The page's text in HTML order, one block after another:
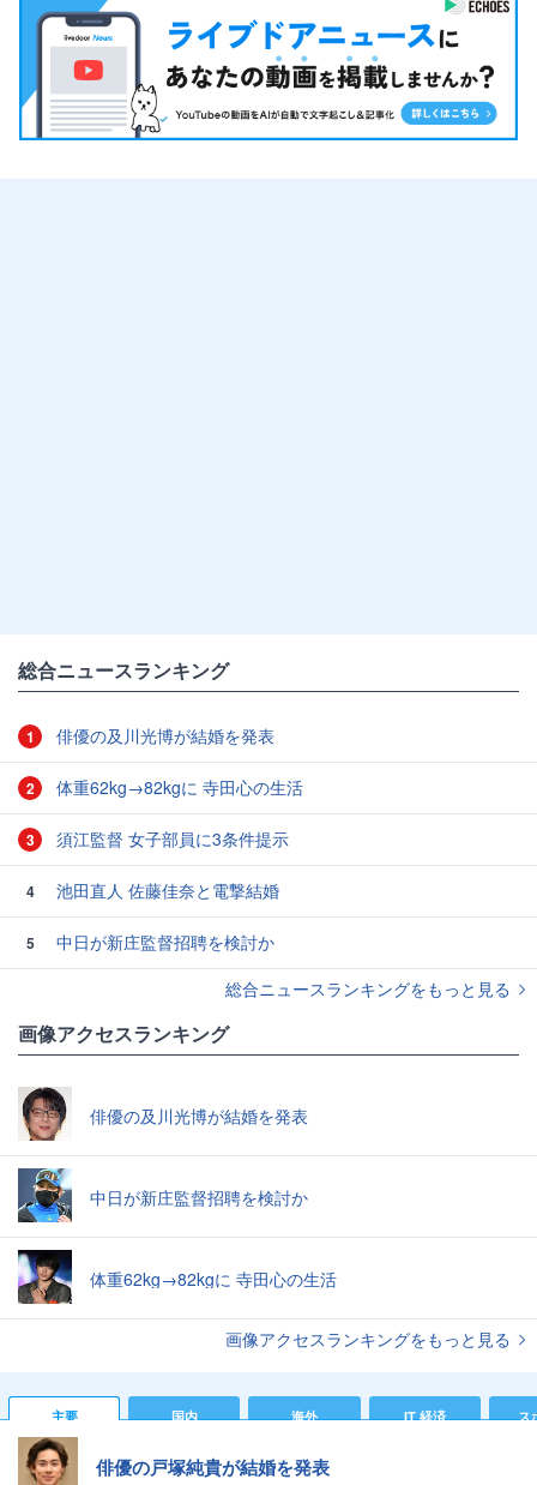
総合ニュースランキング
1 俳優の及川光博が結婚を発表
2 体重62kg→82kgに 寺田心の生活
3 須江監督 女子部員に3条件提示
4 池田直人 佐藤佳奈と電撃結婚
5
中日が新庄監督招聘を検討か
総合ニュースランキングをもっと見る
画像アクセスランキング
俳優の及川光博が結婚を発表
中日が新庄監督招聘を検討か
体重62kg→82kgに 寺田心の生活
画像アクセスランキングをもっと見る
主要 国内 海外 IT 経済 ス
俳優の戸塚純貴が結婚を発表